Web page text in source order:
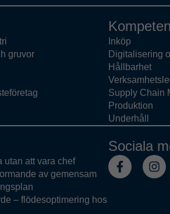
gruvor
Inköp
Digitalisering
Hållbarhet
Supply Chain
Produktion
Underhåll
utan att vara chef
av gemensam
– flödesoptimering hos
Sociala